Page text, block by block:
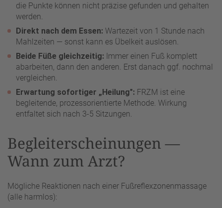
die Punkte können nicht präzise gefunden und gehalten
werden.
Direkt nach dem Essen: Wartezeit von 1 Stunde nach
Mahlzeiten — sonst kann es Übelkeit auslösen.
Beide Füße gleichzeitig: Immer einen Fuß komplett
abarbeiten, dann den anderen. Erst danach ggf. nochmal
vergleichen.
Erwartung sofortiger „Heilung": FRZM ist eine
begleitende, prozessorientierte Methode. Wirkung
entfaltet sich nach 3-5 Sitzungen.
Begleiterscheinungen —
Wann zum Arzt?
Mögliche Reaktionen nach einer Fußreflexzonenmassage
(alle harmlos):